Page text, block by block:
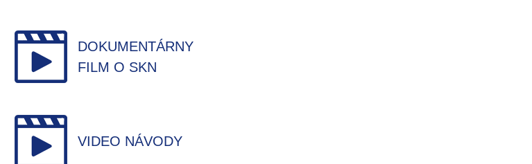
DOKUMENTÁRNY
FILM O SKN
VIDEO NÁVODY